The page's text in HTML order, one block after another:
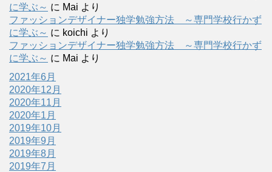
に学ぶ～ に Mai より
ファッションデザイナー独学勉強方法 ～専門学校行かず
に学ぶ～ に koichi より
ファッションデザイナー独学勉強方法 ～専門学校行かず
に学ぶ～ に Mai より
2021年6月
2020年12月
2020年11月
2020年1月
2019年10月
2019年9月
2019年8月
2019年7月